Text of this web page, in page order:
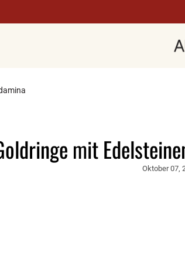
mit
Oktober 07,